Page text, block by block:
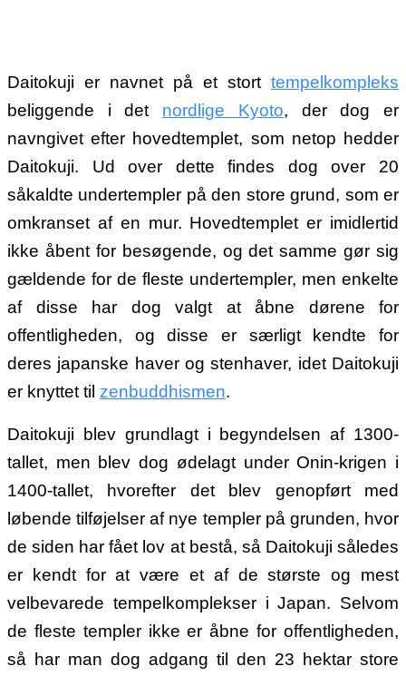
Daitokuji er navnet på et stort tempelkompleks
beliggende i det nordlige Kyoto, der dog er
navngivet efter hovedtemplet, som netop hedder
Daitokuji. Ud over dette findes dog over 20
såkaldte undertempler på den store grund, som er
omkranset af en mur. Hovedtemplet er imidlertid
ikke åbent for besøgende, og det samme gør sig
gældende for de fleste undertempler, men enkelte
af disse har dog valgt at åbne dørene for
offentligheden, og disse er særligt kendte for
deres japanske haver og stenhaver, idet Daitokuji
er knyttet til zenbuddhismen.
Daitokuji blev grundlagt i begyndelsen af 1300-
tallet, men blev dog ødelagt under Onin-krigen i
1400-tallet, hvorefter det blev genopført med
løbende tilføjelser af nye templer på grunden, hvor
de siden har fået lov at bestå, så Daitokuji således
er kendt for at være et af de største og mest
velbevarede tempelkomplekser i Japan. Selvom
de fleste templer ikke er åbne for offentligheden,
så har man dog adgang til den 23 hektar store